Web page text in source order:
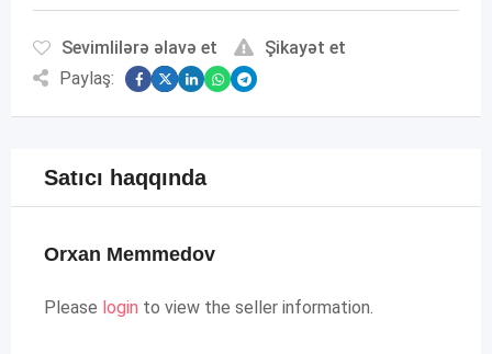
Sevimlilərə əlavə et
Şikayət et
Paylaş:
Satıcı haqqında
Orxan Memmedov
Please login to view the seller information.